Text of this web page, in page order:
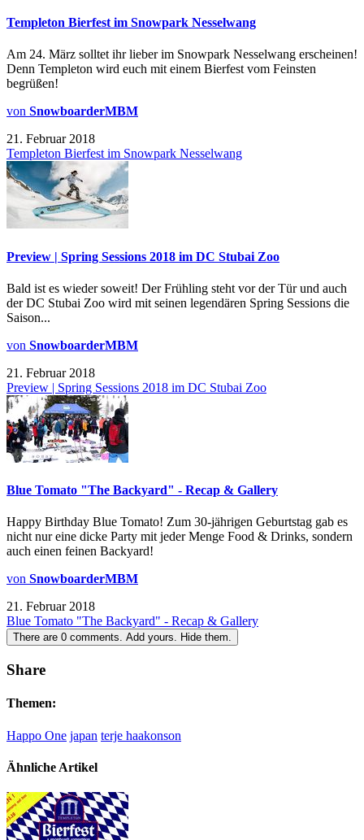
Templeton Bierfest im Snowpark Nesselwang
Am 24. März solltet ihr lieber im Snowpark Nesselwang erscheinen!
Denn Templeton wird euch mit einem Bierfest vom Feinsten
begrüßen!
von SnowboarderMBM
21. Februar 2018
Templeton Bierfest im Snowpark Nesselwang
Preview | Spring Sessions 2018 im DC Stubai Zoo
Bald ist es wieder soweit! Der Frühling steht vor der Tür und auch
der DC Stubai Zoo wird mit seinen legendären Spring Sessions die
Saison...
von SnowboarderMBM
21. Februar 2018
Preview | Spring Sessions 2018 im DC Stubai Zoo
Blue Tomato "The Backyard" - Recap & Gallery
Happy Birthday Blue Tomato! Zum 30-jährigen Geburtstag gab es
nicht nur eine dicke Party mit jeder Menge Food & Drinks, sondern
auch einen feinen Backyard!
von SnowboarderMBM
21. Februar 2018
Blue Tomato "The Backyard" - Recap & Gallery
There are 0 comments. Add yours. Hide them.
Share
Themen:
Happo One japan terje haakonson
Ähnliche Artikel